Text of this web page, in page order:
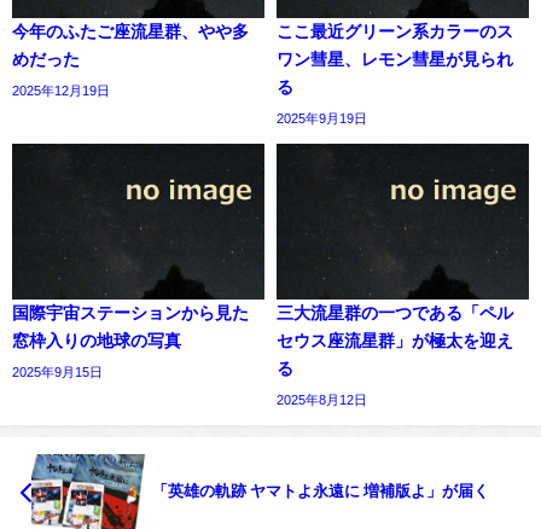
今年のふたご座流星群、やや多
めだった
2025年12月19日
ここ最近グリーン系カラーのス
ワン彗星、レモン彗星が見られ
る
2025年9月19日
国際宇宙ステーションから見た
窓枠入りの地球の写真
2025年9月15日
三大流星群の一つである「ペル
セウス座流星群」が極太を迎え
る
2025年8月12日
「英雄の軌跡 ヤマトよ永遠に 増補版よ」が届く